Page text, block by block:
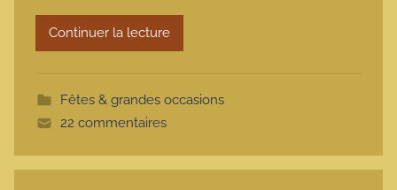
t
Continuer la lecture
Fêtes & grandes occasions
22 commentaires